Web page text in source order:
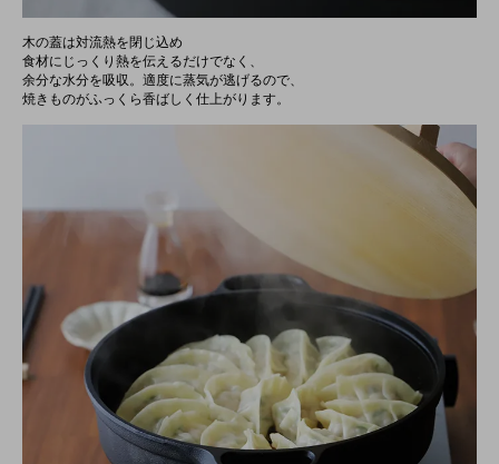
木の蓋は対流熱を閉じ込め
食材にじっくり熱を伝えるだけでなく、
余分な水分を吸収。適度に蒸気が逃げるので、
焼きものがふっくら香ばしく仕上がります。